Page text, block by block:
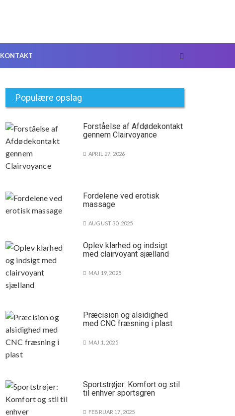
KONTAKT
Populære opslag
Forståelse af Afdødekontakt
gennem Clairvoyance
APRIL 27, 2026
Fordelene ved erotisk
massage
AUGUST 30, 2025
Oplev klarhed og indsigt
med clairvoyant sjælland
MAJ 19, 2025
Præcision og alsidighed
med CNC fræsning i plast
MAJ 1, 2025
Sportstrøjer: Komfort og stil
til enhver sportsgren
FEBRUAR 17, 2025